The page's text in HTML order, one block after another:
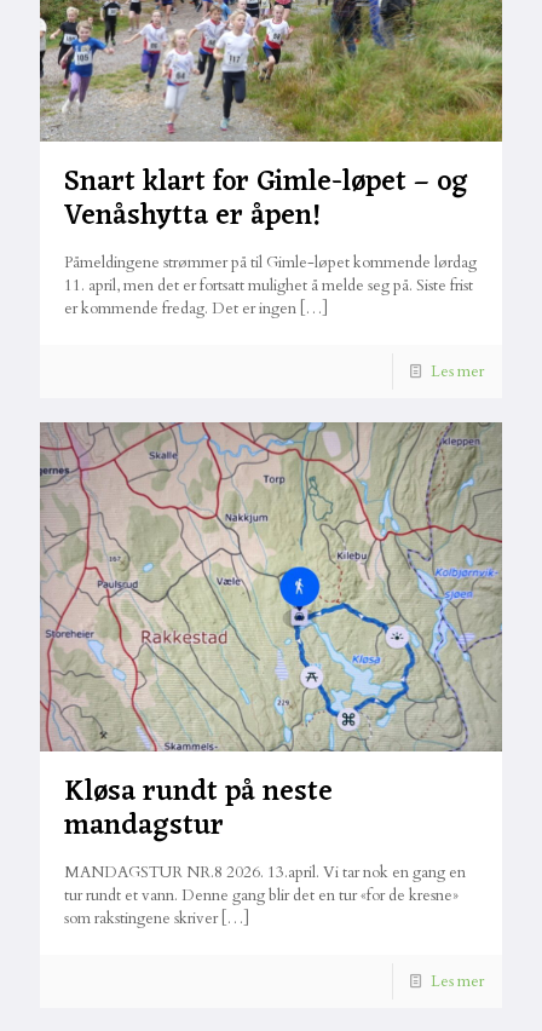
Snart klart for Gimle-løpet – og
Venåshytta er åpen!
Påmeldingene strømmer på til Gimle-løpet kommende lørdag
11. april, men det er fortsatt mulighet å melde seg på. Siste frist
er kommende fredag. Det er ingen […]
Les mer
Kløsa rundt på neste
mandagstur
MANDAGSTUR NR.8 2026. 13.april. Vi tar nok en gang en
tur rundt et vann. Denne gang blir det en tur «for de kresne»
som rakstingene skriver[…]
Les mer